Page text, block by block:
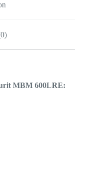
MBM 600LRE: